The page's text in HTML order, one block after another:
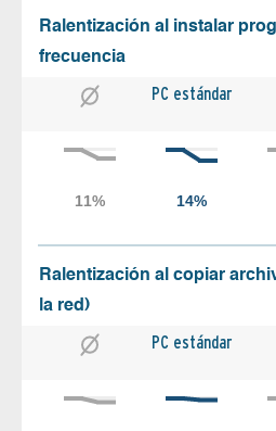
Ralentización al instalar
frecuencia
PC estándar
Ralentización al copiar
la red)
PC estándar